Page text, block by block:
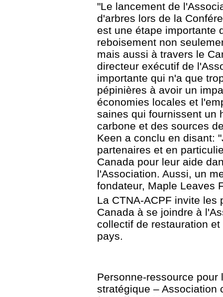
"Le lancement de
d'arbres lors de la
est une étape importante
reboisement non
mais aussi à travers le
directeur exécutif de
importante qui n'a que
pépinières à avoir un
économies locales et
saines qui fournissent un
carbone et des sources
Keen a conclu en disant:
partenaires et en
Canada pour leur aide
l'Association. Aussi, un
fondateur, Maple Leaves
La CTNA-ACPF invite les
Canada à se joindre à
collectif de restauration
pays.
Personne-ressource
stratégique – Association